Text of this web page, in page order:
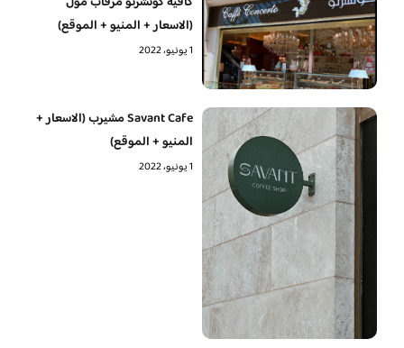
(الاسعار + المنيو + الموقع)
1 يونيو، 2022
Savant Cafe مشيرب (الاسعار +
المنيو + الموقع)
1 يونيو، 2022